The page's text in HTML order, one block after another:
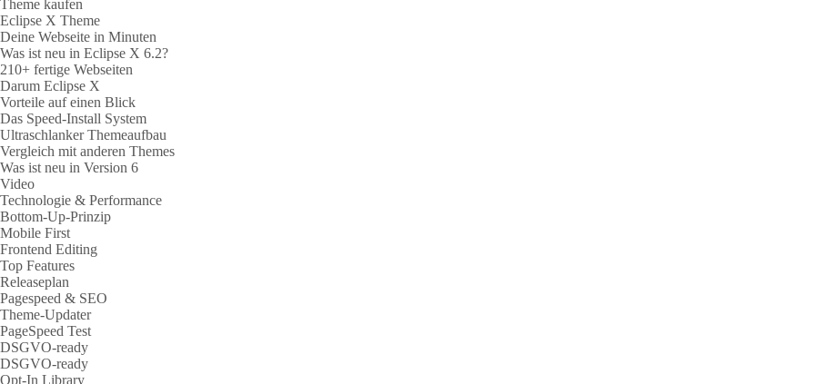
Theme kaufen
Eclipse X Theme
Deine Webseite in Minuten
Was ist neu in Eclipse X 6.2?
210+ fertige Webseiten
Darum Eclipse X
Vorteile auf einen Blick
Das Speed-Install System
Ultraschlanker Themeaufbau
Vergleich mit anderen Themes
Was ist neu in Version 6
Video
Technologie & Performance
Bottom-Up-Prinzip
Mobile First
Frontend Editing
Top Features
Releaseplan
Pagespeed & SEO
Theme-Updater
PageSpeed Test
DSGVO-ready
DSGVO-ready
Opt-In Library